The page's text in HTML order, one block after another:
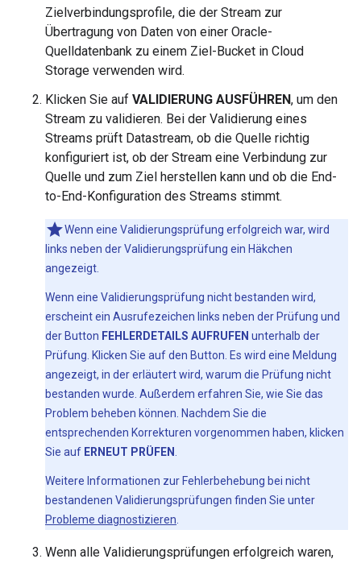
Zielverbindungsprofile, die der Stream zur
Übertragung von Daten von einer Oracle-
Quelldatenbank zu einem Ziel-Bucket in Cloud
Storage verwenden wird.
Klicken Sie auf VALIDIERUNG AUSFÜHREN, um den
Stream zu validieren. Bei der Validierung eines
Streams prüft Datastream, ob die Quelle richtig
konfiguriert ist, ob der Stream eine Verbindung zur
Quelle und zum Ziel herstellen kann und ob die End-
to-End-Konfiguration des Streams stimmt.
Wenn eine Validierungsprüfung erfolgreich war, wird
links neben der Validierungsprüfung ein Häkchen
angezeigt.
Wenn eine Validierungsprüfung nicht bestanden wird,
erscheint ein Ausrufezeichen links neben der Prüfung und
der Button FEHLERDETAILS AUFRUFEN unterhalb der
Prüfung. Klicken Sie auf den Button. Es wird eine Meldung
angezeigt, in der erläutert wird, warum die Prüfung nicht
bestanden wurde. Außerdem erfahren Sie, wie Sie das
Problem beheben können. Nachdem Sie die
entsprechenden Korrekturen vorgenommen haben, klicken
Sie auf ERNEUT PRÜFEN
Weitere Informationen zur Fehlerbehebung bei nicht
bestandenen Validierungsprüfungen finden Sie unter
Probleme diagnostizieren
Wenn alle Validierungsprüfungen erfolgreich waren,